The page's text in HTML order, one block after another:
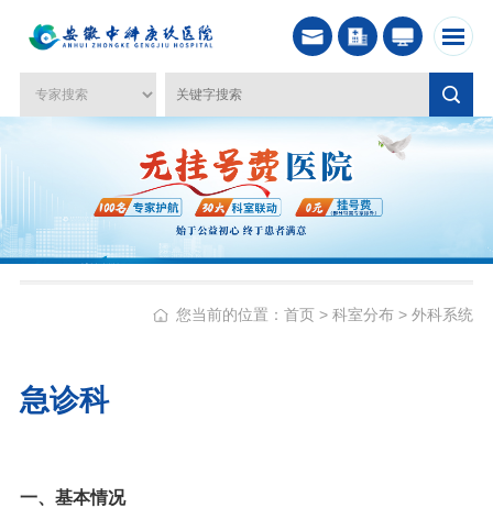
您当前的位置：首页 >科室分布 >外科系统
急诊科
一、基本情况